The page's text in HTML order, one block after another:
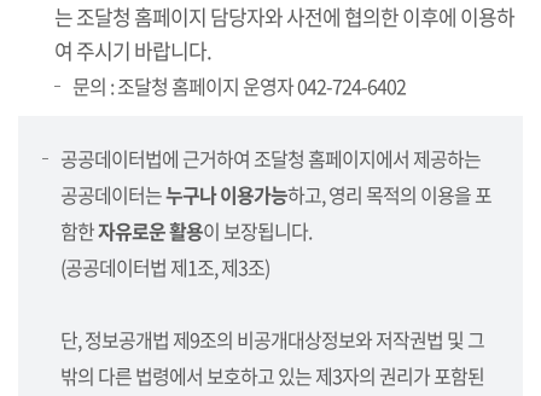
는 조달청 홈페이지 담당자와 사전에 협의한 이후에 이용하
여 주시기 바랍니다.
문의 : 조달청 홈페이지 운영자 042-724-6402
공공데이터법에 근거하여 조달청 홈페이지에서 제공하는
공공데이터는누구나 이용가능하고, 영리 목적의 이용을 포
함한자유로운 활용이 보장됩니다.
(공공데이터법 제1조, 제3조)
단, 정보공개법 제9조의 비공개대상정보와 저작권법 및 그
밖의 다른 법령에서 보호하고 있는 제3자의 권리가 포함된